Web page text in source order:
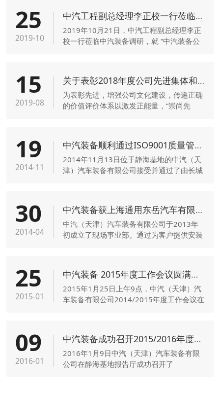
25
2019-10
中汽工程副总经理李正校一行莅临中汽装备调研
2019年10月21日，中汽工程副总经理李正
校一行莅临中汽装备调研，就 “中汽装备公
15
2019-08
关于表彰2018年度公司先进集体和先进个人的决定
为表彰先进，增强公司文化建设，传递正确
的价值评价体系以激发正能量，“崇尚先
定对以下在工作中成绩突出的集体和个人进
行表彰和奖励
19
2014-11
中汽装备顺利通过ISO9001质量管理体系监督审核
2014年11月13日位于静海基地的中汽（天
津）汽车装备有限公司接受并通过了由长城
30
2014-04
中汽装备获上海通用东岳汽车有限公司“最佳支持奖”
中汽（天津）汽车装备有限公司于2013年
初成立了现场事业部。通过为客户提供安装
25
2015-01
中汽装备 2015年度工作会议圆满落幕
2015年1月25日上午9点，中汽（天津）汽
车装备有限公司2014/2015年度工作会议在
09
2016-01
中汽装备成功召开2015/2016年度企业年会
2016年1月9日中汽（天津）汽车装备有限
公司在静海基地报告厅成功召开了